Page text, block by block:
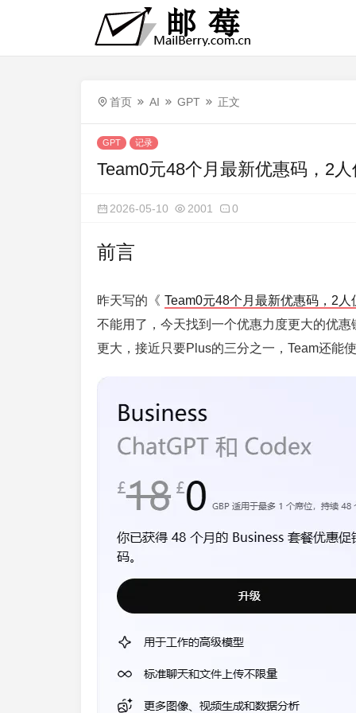
首页 AI GPT 正文
GPT 记录
Team0元48个月最新优惠码，2
2026-05-10 2001 0
前言
昨天写的《 Team0元48个月最新优惠码，2人
不能用了，今天找到一个优惠力度更大的优
更大，接近只要Plus的三分之一，Team还能